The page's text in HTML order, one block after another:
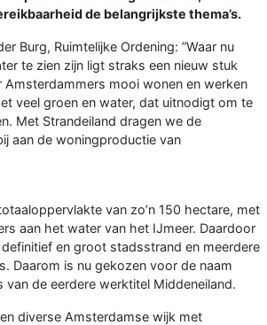
de belangrijkste thema’s.
Burg, Ruimtelijke Ordening: ”Waar nu
te zien zijn ligt straks een nieuw stuk
mooi wonen en werken
veel groen en water, dat uitnodigt om te
Met Strandeiland dragen we de
aan de woningproductie van
van zo’n 150 hectare, met
aan het water van het IJmeer. Daardoor
en groot stadsstrand en meerdere
Daarom is nu gekozen voor de naam
van de eerdere werktitel Middeneiland.
diverse Amsterdamse wijk met